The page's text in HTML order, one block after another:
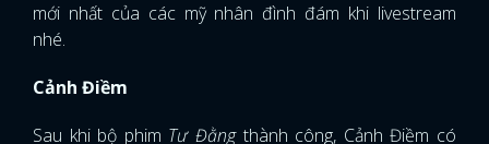
mới nhất của các mỹ nhân đình đám khi livestream
nhé.
Cảnh Điềm
Sau khi bộ phim Tư Đằngthành công, Cảnh Điềm có